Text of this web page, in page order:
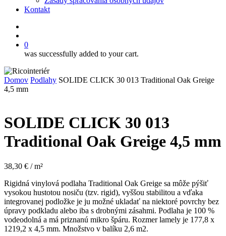
Kontakt
0
was successfully added to your cart.
Domov Podlahy SOLIDE CLICK 30 013 Traditional Oak Greige
4,5 mm
SOLIDE CLICK 30 013
Traditional Oak Greige 4,5 mm
38,30 € / m²
Rigidná vinylová podlaha Traditional Oak Greige sa môže pýšiť
vysokou hustotou nosiču (tzv. rigid), vyššou stabilitou a vďaka
integrovanej podložke je ju možné ukladať na niektoré povrchy bez
úpravy podkladu alebo iba s drobnými zásahmi. Podlaha je 100 %
vodeodolná a má priznanú mikro špáru. Rozmer lamely je 177,8 x
1219,2 x 4,5 mm. Množstvo v balíku 2,6 m2.